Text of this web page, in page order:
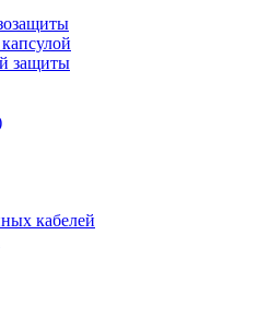
защиты
кабелей